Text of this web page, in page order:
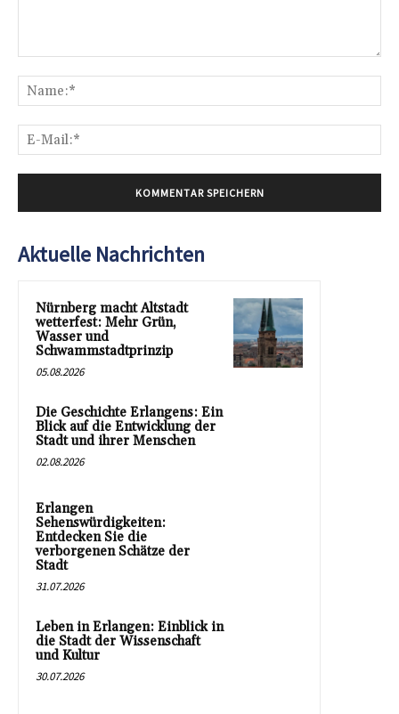
Aktuelle Nachrichten
Nürnberg macht Altstadt
wetterfest: Mehr Grün,
Wasser und
Schwammstadtprinzip
05.08.2026
Die Geschichte Erlangens: Ein
Blick auf die Entwicklung der
Stadt und ihrer Menschen
02.08.2026
Erlangen
Sehenswürdigkeiten:
Entdecken Sie die
verborgenen Schätze der
Stadt
31.07.2026
Leben in Erlangen: Einblick in
die Stadt der Wissenschaft
und Kultur
30.07.2026